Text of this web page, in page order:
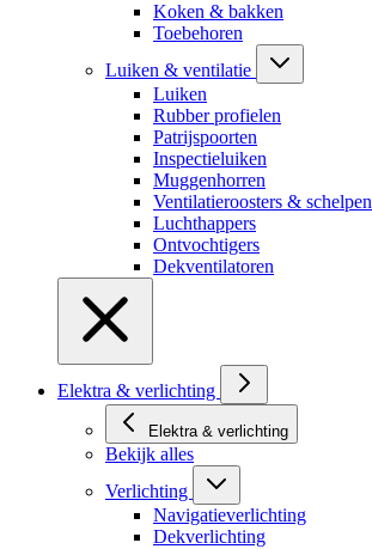
Koken & bakken
Toebehoren
Luiken & ventilatie
Luiken
Rubber profielen
Patrijspoorten
Inspectieluiken
Muggenhorren
Ventilatieroosters & schelpen
Luchthappers
Ontvochtigers
Dekventilatoren
Elektra & verlichting
Elektra & verlichting
Bekijk alles
Verlichting
Navigatieverlichting
Dekverlichting